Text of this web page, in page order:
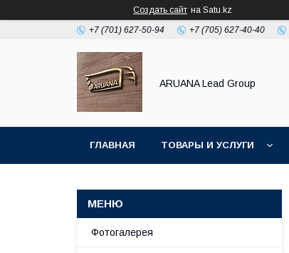
Создать сайт на Satu.kz
+7 (701) 627-50-94 +7 (705) 627-40-40
ARUANA Lead Group
ГЛАВНАЯ ТОВАРЫ И УСЛУГИ
Фотогалерея